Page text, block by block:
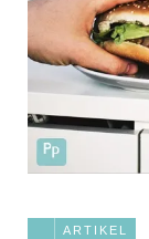
ARTIKEL